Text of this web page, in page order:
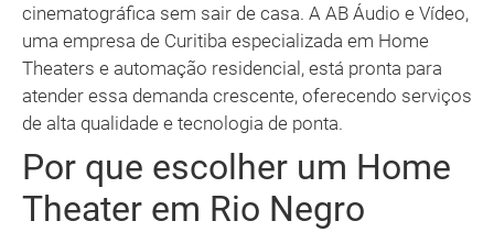
cinematográfica sem sair de casa. A AB Áudio e Vídeo,
uma empresa de Curitiba especializada em Home
Theaters e automação residencial, está pronta para
atender essa demanda crescente, oferecendo serviços
de alta qualidade e tecnologia de ponta.
Por que escolher um Home
Theater em Rio Negro